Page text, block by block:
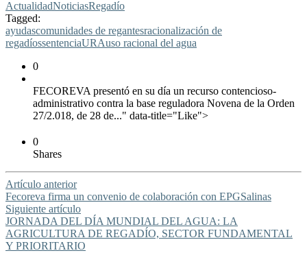
ActualidadNoticiasRegadío
Tagged:
ayudascomunidades de regantesracionalización de
regadíossentenciaURAuso racional del agua
0
FECOREVA presentó en su día un recurso contencioso-
administrativo contra la base reguladora Novena de la Orden
27/2.018, de 28 de..." data-title="Like">
0
Shares
Artículo anterior
Fecoreva firma un convenio de colaboración con EPGSalinas
Siguiente artículo
JORNADA DEL DÍA MUNDIAL DEL AGUA: LA
AGRICULTURA DE REGADÍO, SECTOR FUNDAMENTAL
Y PRIORITARIO